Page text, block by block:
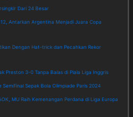
Dari 24 Besar
Antarkan Argentina Menjadi Juara Copa
Dengan Hat-trick dan Pecahkan Rekor
Preston 3-0 Tanpa Balas di Piala Liga Inggris
Semifinal Sepak Bola Olimpiade Paris 2024
MU Raih Kemenangan Perdana di Liga Europa